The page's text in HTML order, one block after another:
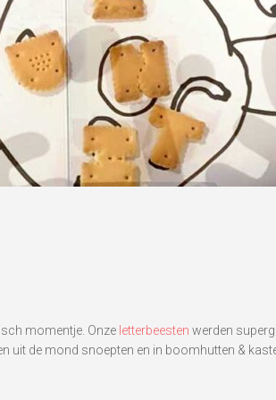
momentje. Onze letterbeesten werden
uit de mond snoepten en in boomhutten &